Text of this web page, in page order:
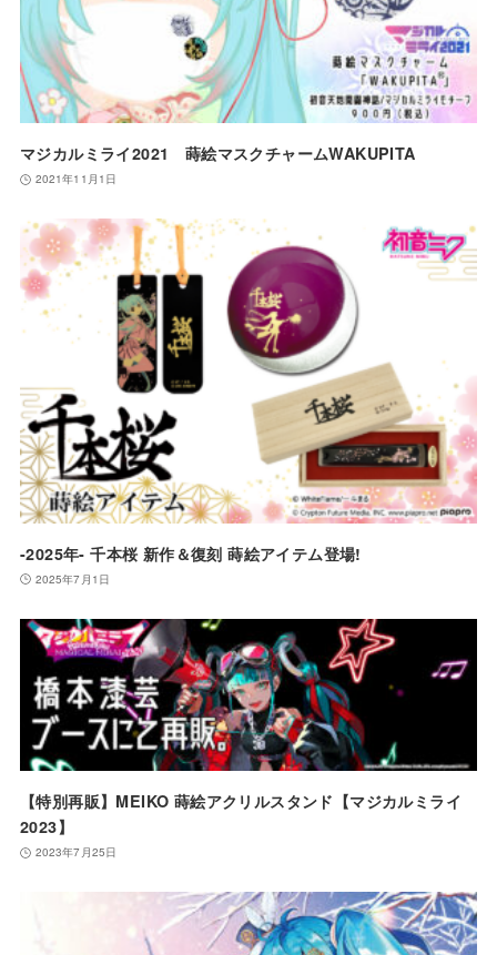
マジカルミライ2021 蒔絵マスクチャームWAKUPITA
2021年11月1日
-2025年- 千本桜 新作＆復刻 蒔絵アイテム登場!
2025年7月1日
【特別再販】MEIKO 蒔絵アクリルスタンド【マジカルミライ
2023】
2023年7月25日